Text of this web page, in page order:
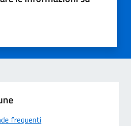
5 stelle su 5
su 5
su 5
5
frequenti